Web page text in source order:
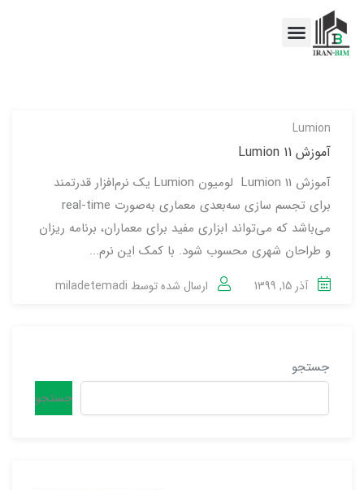
Lumion
آموزش Lumion 11
آموزش Lumion 11 لومیون Lumion یک نرم‌افزار قدرتمند
برای تجسم سازی سه‌بعدی معماری به‌صورت real-time
می‌باشد که می‌تواند ابزاری مفید برای معماران، برنامه ریزان
و طراحان شهری محسوب شود. با کمک این نرم‌...
آذر 15, 1399 ارسال شده توسط miladetemadi
جستجو
جستجو